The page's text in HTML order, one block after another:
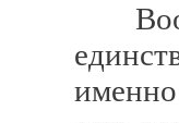
именно